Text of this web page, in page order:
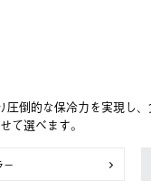
倒的な保冷力を実現し
て選べます。
ー